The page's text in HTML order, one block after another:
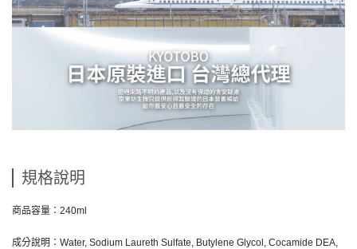
規格說明
商品容量：240ml
成分說明：Water, Sodium Laureth Sulfate, Butylene Glycol, Cocamide DEA,